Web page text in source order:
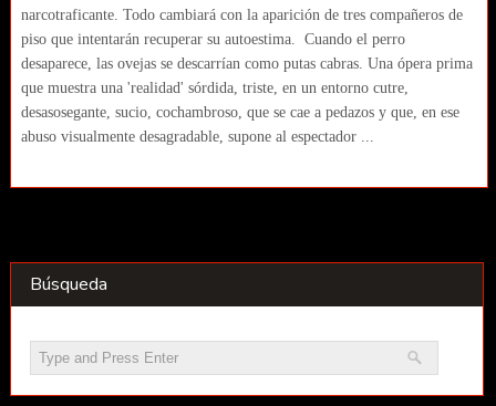
narcotraficante. Todo cambiará con la aparición de tres compañeros de
piso que intentarán recuperar su autoestima. Cuando el perro
desaparece, las ovejas se descarrían como putas cabras. Una ópera prima
que muestra una 'realidad' sórdida, triste, en un entorno cutre,
desasosegante, sucio, cochambroso, que se cae a pedazos y que, en ese
abuso visualmente desagradable, supone al espectador ...
Búsqueda